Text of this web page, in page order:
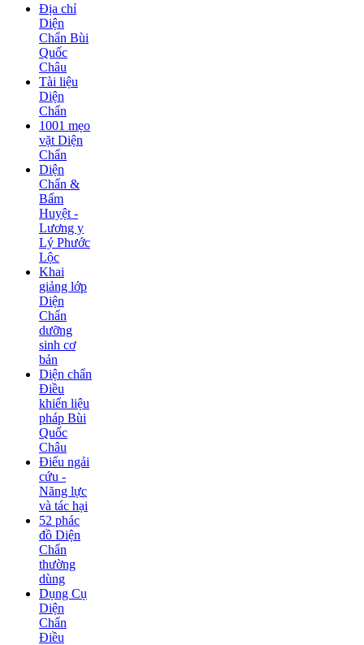
Địa chỉ
Diện
Chẩn Bùi
Quốc
Châu
Tài liệu
Diện
Chẩn
1001 mẹo
vặt Diện
Chẩn
Diện
Chẩn &
Bấm
Huyệt -
Lương y
Lý Phước
Lộc
Khai
giảng lớp
Diện
Chẩn
dưỡng
sinh cơ
bản
Diện chẩn
Điều
khiển liệu
pháp Bùi
Quốc
Châu
Điếu ngải
cứu -
Năng lực
và tác hại
52 phác
đồ Diện
Chẩn
thường
dùng
Dụng Cụ
Diện
Chẩn
Điều